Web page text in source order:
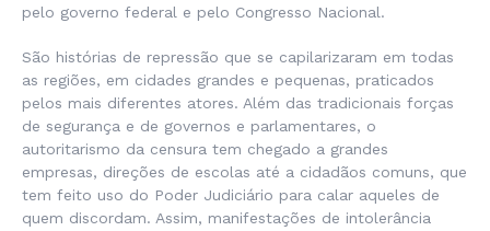
pelo governo federal e pelo Congresso Nacional.
São histórias de repressão que se capilarizaram em todas
as regiões, em cidades grandes e pequenas, praticados
pelos mais diferentes atores. Além das tradicionais forças
de segurança e de governos e parlamentares, o
autoritarismo da censura tem chegado a grandes
empresas, direções de escolas até a cidadãos comuns, que
tem feito uso do Poder Judiciário para calar aqueles de
quem discordam. Assim, manifestações de intolerância